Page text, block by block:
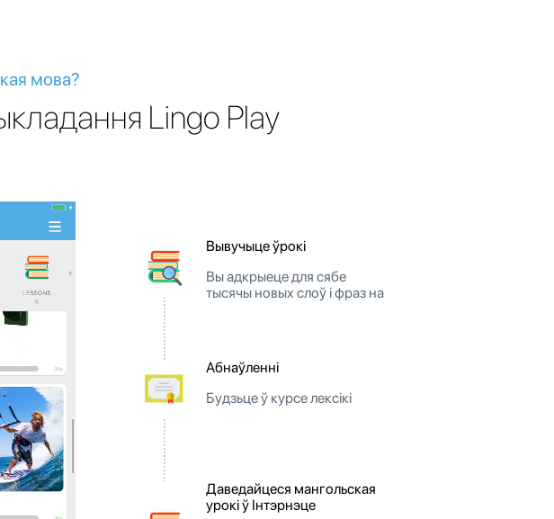
мова?
Lingo Play
Вывучыце ўрокі
Вы адкрыеце для сябе
тысячы новых слоў і фраз на
Абнаўленні
Будзьце ў курсе лексікі
Даведайцеся мангольская
урокі ў Інтэрнэце